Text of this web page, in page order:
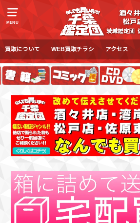
MENU
買取について WEB買取チラシ アクセス